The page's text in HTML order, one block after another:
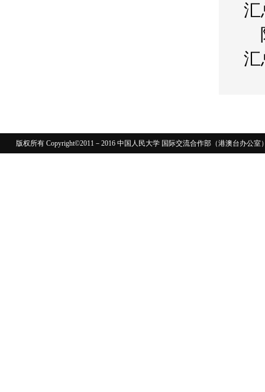
汇
汇
版权所有 Copyright©2011－2016 中国人民大学 国际交流合作部（港澳台办